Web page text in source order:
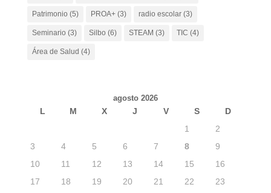
Patrimonio (5) PROA+(3) radio escolar(3)
Seminario (3) Silbo (6) STEAM (3) TIC (4)
Área de Salud (4)
agosto 2026
L M X J V S
D
1
2
3
4 5 6 7 8
9
10
11 12 13 14 15
16
17
18 19 20 21 22
23